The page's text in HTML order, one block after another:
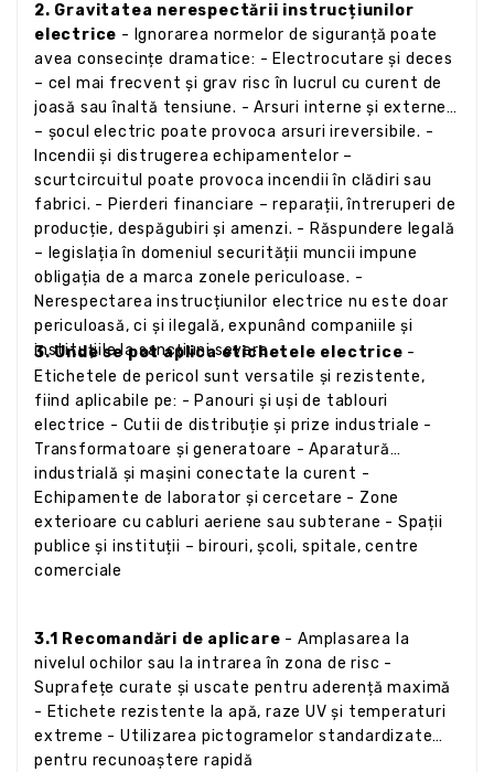
2. Gravitatea nerespectării instrucțiunilor
electrice - Ignorarea normelor de siguranță poate
avea consecințe dramatice: - Electrocutare și deces
– cel mai frecvent și grav risc în lucrul cu curent de
joasă sau înaltă tensiune. - Arsuri interne și externe
– șocul electric poate provoca arsuri ireversibile. -
Incendii și distrugerea echipamentelor –
scurtcircuitul poate provoca incendii în clădiri sau
fabrici. - Pierderi financiare – reparații, întreruperi de
producție, despăgubiri și amenzi. - Răspundere legală
– legislația în domeniul securității muncii impune
obligația de a marca zonele periculoase. -
Nerespectarea instrucțiunilor electrice nu este doar
periculoasă, ci și ilegală, expunând companiile și
instituțiile la sancțiuni severe.
3. Unde se pot aplica etichetele electrice -
Etichetele de pericol sunt versatile și rezistente,
fiind aplicabile pe: - Panouri și uși de tablouri
electrice - Cutii de distribuție și prize industriale -
Transformatoare și generatoare - Aparatură
industrială și mașini conectate la curent -
Echipamente de laborator și cercetare - Zone
exterioare cu cabluri aeriene sau subterane - Spații
publice și instituții – birouri, școli, spitale, centre
comerciale
3.1 Recomandări de aplicare - Amplasarea la
nivelul ochilor sau la intrarea în zona de risc -
Suprafețe curate și uscate pentru aderență maximă
- Etichete rezistente la apă, raze UV și temperaturi
extreme - Utilizarea pictogramelor standardizate
pentru recunoaștere rapidă